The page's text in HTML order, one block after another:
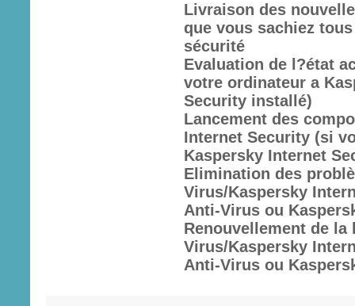
Livraison des
que vous sachiez
sécurité
Evaluation de l?état
votre ordinateur a
Security installé)
Lancement des
Internet Security (si
Kaspersky Internet
Elimination des
Virus/Kaspersky
Anti-Virus ou
Renouvellement de
Virus/Kaspersky
Anti-Virus ou